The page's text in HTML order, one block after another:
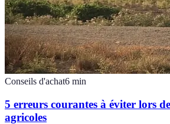
Conseils d'achat6 min
5 erreurs courantes à éviter lors
agricoles